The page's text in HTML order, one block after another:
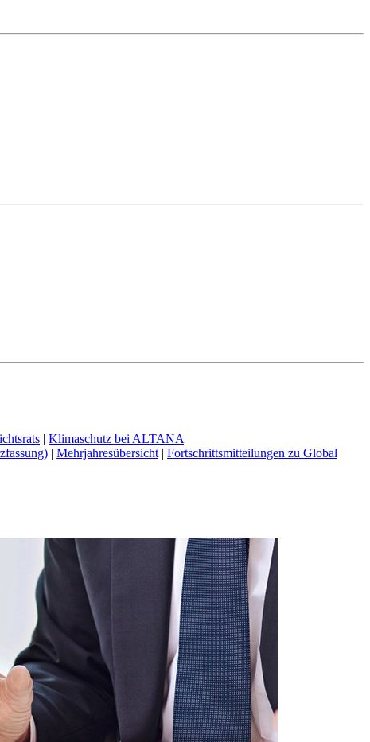
| Klimaschutz bei ALTANA
| Mehrjahresübersicht | Fortschrittsmitteilungen zu Global